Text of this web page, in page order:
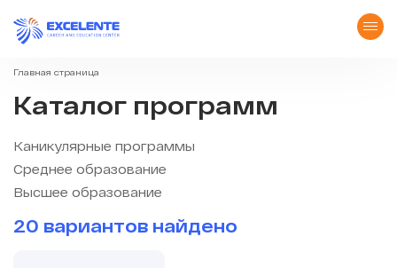
Главная страница
Каталог программ
Каникулярные программы
Среднее образование
Высшее образование
20 вариантов найдено